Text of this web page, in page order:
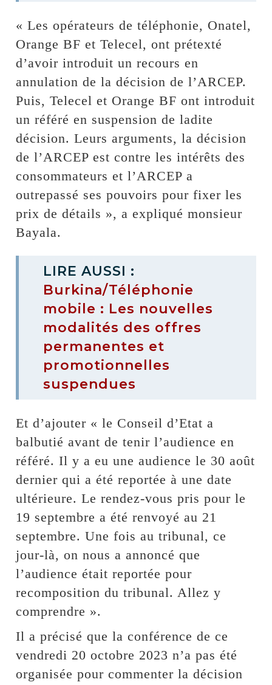
« Les opérateurs de téléphonie, Onatel,
Orange BF et Telecel, ont prétexté
d’avoir introduit un recours en
annulation de la décision de l’ARCEP.
Puis, Telecel et Orange BF ont introduit
un référé en suspension de ladite
décision. Leurs arguments, la décision
de l’ARCEP est contre les intérêts des
consommateurs et l’ARCEP a
outrepassé ses pouvoirs pour fixer les
prix de détails », a expliqué monsieur
Bayala.
LIRE AUSSI :
Burkina/Téléphonie
mobile : Les nouvelles
modalités des offres
permanentes et
promotionnelles
suspendues
Et d’ajouter « le Conseil d’Etat a
balbutié avant de tenir l’audience en
référé. Il y a eu une audience le 30 août
dernier qui a été reportée à une date
ultérieure. Le rendez-vous pris pour le
19 septembre a été renvoyé au 21
septembre. Une fois au tribunal, ce
jour-là, on nous a annoncé que
l’audience était reportée pour
recomposition du tribunal. Allez y
comprendre ».
Il a précisé que la conférence de ce
vendredi 20 octobre 2023 n’a pas été
organisée pour commenter la décision